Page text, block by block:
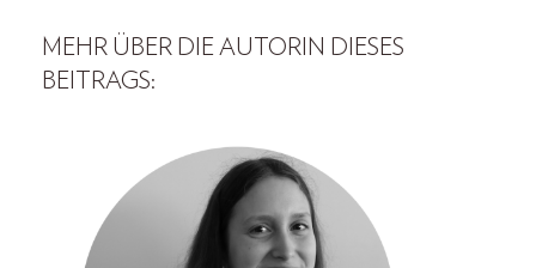
MEHR ÜBER DIE AUTORIN DIESES
BEITRAGS: